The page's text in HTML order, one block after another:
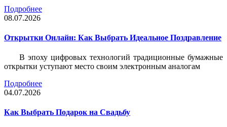
Подробнее
08.07.2026
Открытки Онлайн: Как Выбрать Идеальное Поздравление
В эпоху цифровых технологий традиционные бумажные
открытки уступают место своим электронным аналогам
Подробнее
04.07.2026
Как Выбрать Подарок на Свадьбу